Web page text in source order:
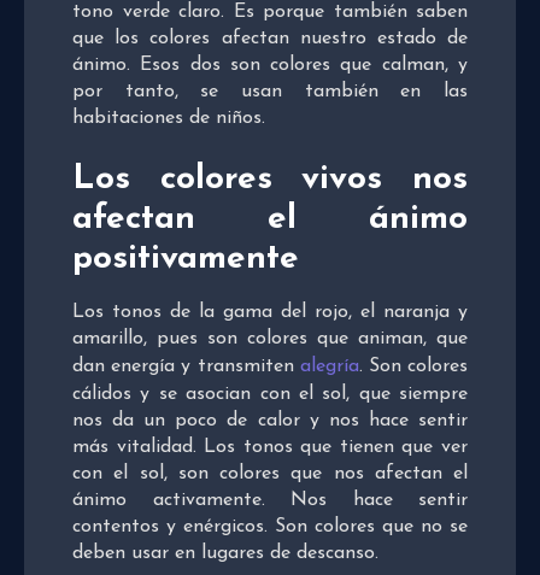
tono verde claro. Es porque también saben
que los colores afectan nuestro estado de
ánimo. Esos dos son colores que calman, y
por tanto, se usan también en las
habitaciones de niños.
Los colores vivos nos
afectan el ánimo
positivamente
Los tonos de la gama del rojo, el naranja y
amarillo, pues son colores que animan, que
dan energía y transmiten alegría. Son colores
cálidos y se asocian con el sol, que siempre
nos da un poco de calor y nos hace sentir
más vitalidad. Los tonos que tienen que ver
con el sol, son colores que nos afectan el
ánimo activamente. Nos hace sentir
contentos y enérgicos. Son colores que no se
deben usar en lugares de descanso.